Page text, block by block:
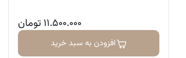
۱۱.۵۰۰.۰۰۰تومان
افزودن به سبد خرید